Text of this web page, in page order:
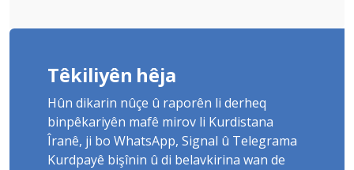
Têkiliyên hêja
Hûn dikarin nûçe û raporên li derheq
binpêkariyên mafê mirov li Kurdistana
Îranê, ji bo WhatsApp, Signal û Telegrama
Kurdpayê bişînin û di belavkirina wan de